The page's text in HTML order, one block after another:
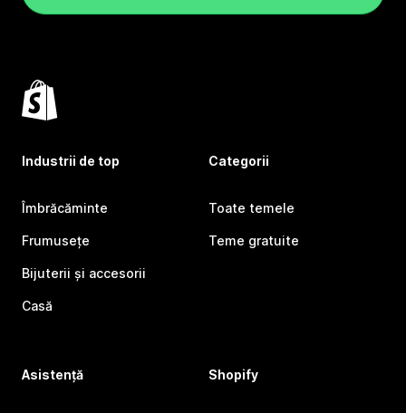
Industrii de top
Îmbrăcăminte
Frumusețe
Bijuterii și accesorii
Casă
Categorii
Toate temele
Teme gratuite
Asistență Shopify